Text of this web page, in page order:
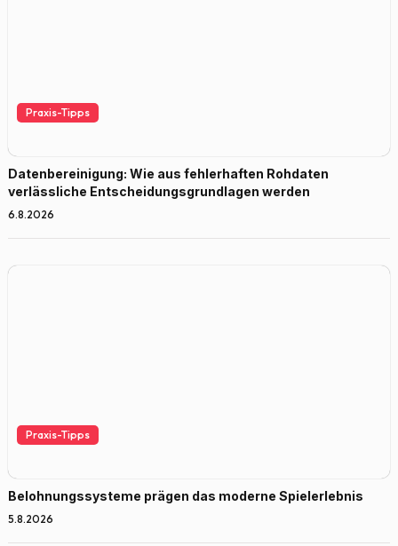
Praxis-Tipps
Datenbereinigung: Wie aus fehlerhaften Rohdaten
verlässliche Entscheidungsgrundlagen werden
6.8.2026
Praxis-Tipps
Belohnungssysteme prägen das moderne Spielerlebnis
5.8.2026